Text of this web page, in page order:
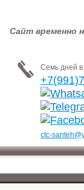
Сайт временно
Семь дней
ctc-